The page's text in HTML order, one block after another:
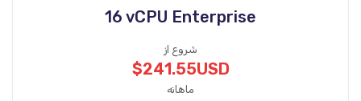
16 vCPU Enterprise
شروع از
$241.55USD
ماهانه